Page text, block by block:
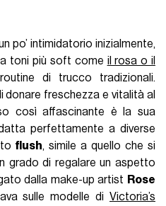
po’ intimidatorio inizialmente,
toni più soft come il rosa o il
di trucco tradizionali.
donare freschezza e vitalità al
così affascinante è la sua
perfettamente a diverse
flush, simile a quello che si
grado di regalare un aspetto
dalla make-up artist Rose
sulle modelle di Victoria’s